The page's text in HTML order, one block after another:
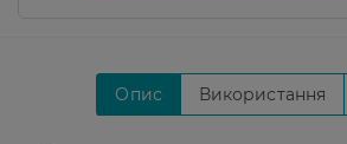
Опис Використання